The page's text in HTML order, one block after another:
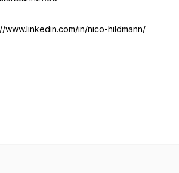
www.linkedin.com/in/nico-hildmann/